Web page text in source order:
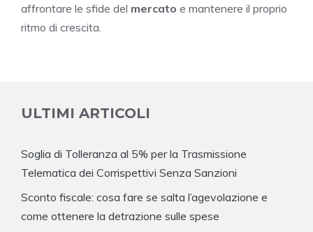
affrontare le sfide del mercato e mantenere il proprio
ritmo di crescita.
ULTIMI ARTICOLI
Soglia di Tolleranza al 5% per la Trasmissione
Telematica dei Corrispettivi Senza Sanzioni
Sconto fiscale: cosa fare se salta l’agevolazione e
come ottenere la detrazione sulle spese